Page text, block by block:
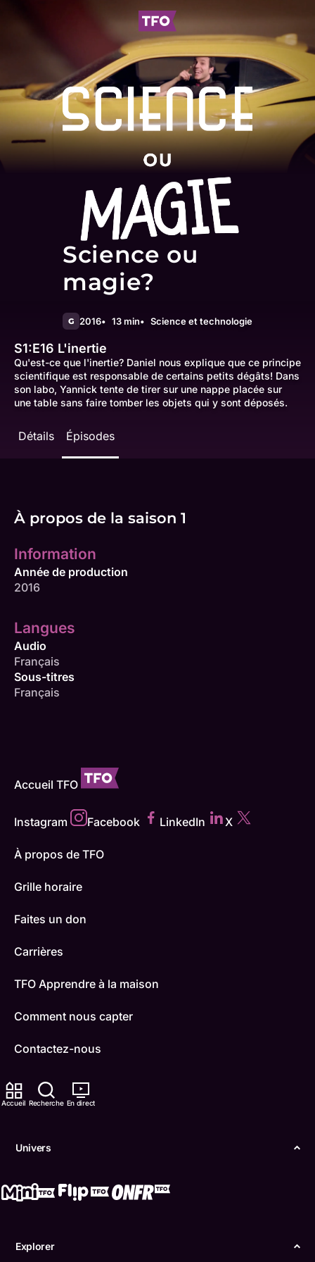
Accueil Recherche En direct
Univers
Explorer
Science ou
magie?
G 2016 13 min Science et technologie
S1:E16 L'inertie
Qu'est-ce que l'inertie? Daniel nous explique que ce principe
scientifique est responsable de certains petits dégâts! Dans
son labo, Yannick tente de tirer sur une nappe placée sur
une table sans faire tomber les objets qui y sont déposés.
Détails Épisodes
À propos de la saison 1
Information
Année de production
2016
Langues
Audio
Français
Sous-titres
Français
Accueil TFO
Instagram Facebook LinkedIn X
À propos de TFO
Grille horaire
Faites un don
Carrières
TFO Apprendre à la maison
Comment nous capter
Contactez-nous
ONFR
Boukili
Confidentialité